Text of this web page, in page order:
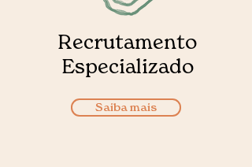
Recrutamento
Especializado
Saiba mais